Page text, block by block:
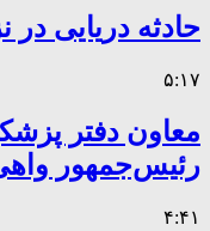
حادثه دریایی
۵:۱۷
معاون دفتر
رئیس‌جمهور
۴:۴۱